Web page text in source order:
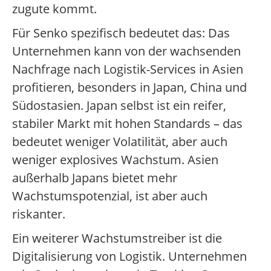
zugute kommt.
Für Senko spezifisch bedeutet das: Das
Unternehmen kann von der wachsenden
Nachfrage nach Logistik-Services in Asien
profitieren, besonders in Japan, China und
Südostasien. Japan selbst ist ein reifer,
stabiler Markt mit hohen Standards – das
bedeutet weniger Volatilität, aber auch
weniger explosives Wachstum. Asien
außerhalb Japans bietet mehr
Wachstumspotenzial, ist aber auch
riskanter.
Ein weiterer Wachstumstreiber ist die
Digitalisierung von Logistik. Unternehmen